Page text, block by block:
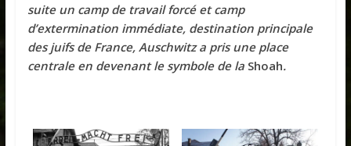
suite un camp de travail forcé et camp
d’extermination immédiate, destination principale
des juifs de France, Auschwitz a pris une place
centrale en devenant le symbole de la Shoah.